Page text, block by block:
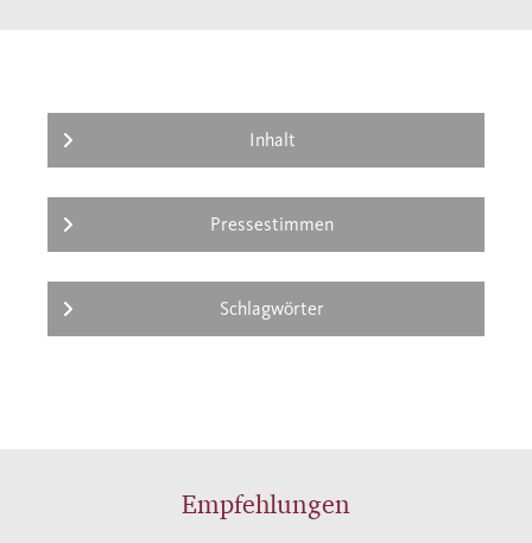
Inhalt
Pressestimmen
Schlagwörter
Empfehlungen